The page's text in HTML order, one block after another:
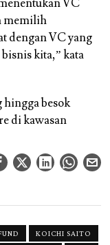
VC
memilih
dengan VC yang
kita,” kata
besok
di kawasan
KOICHI SAITO